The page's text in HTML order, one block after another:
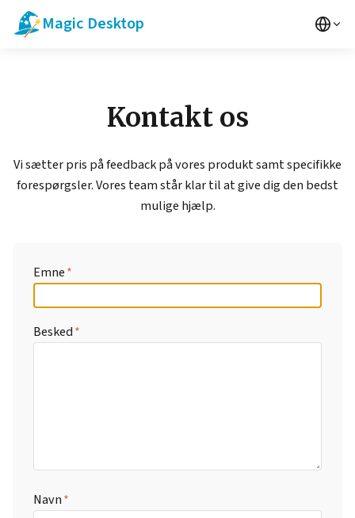
Magic Desktop
Kontakt os
Vi sætter pris på feedback på vores produkt samt specifikke
forespørgsler. Vores team står klar til at give dig den bedst
mulige hjælp.
Emne
Besked
Navn